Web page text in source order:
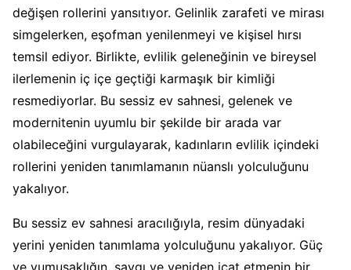
değişen rollerini yansıtıyor. Gelinlik zarafeti ve mirası
simgelerken, eşofman yenilenmeyi ve kişisel hırsı
temsil ediyor. Birlikte, evlilik geleneğinin ve bireysel
ilerlemenin iç içe geçtiği karmaşık bir kimliği
resmediyorlar. Bu sessiz ev sahnesi, gelenek ve
modernitenin uyumlu bir şekilde bir arada var
olabileceğini vurgulayarak, kadınların evlilik içindeki
rollerini yeniden tanımlamanın nüanslı yolculuğunu
yakalıyor.
Bu sessiz ev sahnesi aracılığıyla, resim dünyadaki
yerini yeniden tanımlama yolculuğunu yakalıyor. Güç